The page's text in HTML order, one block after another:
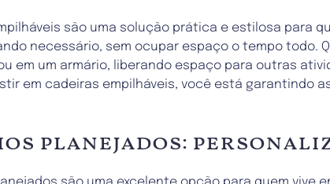
são uma solução prática e estilosa para
necessário, sem ocupar espaço o tempo todo.
em um armário, liberando espaço para outras
em cadeiras empilháveis, você está garantindo
planejados: